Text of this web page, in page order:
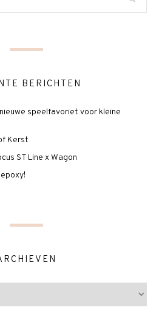
BERICHTEN
speelfavoriet voor kleine
Kerst
ST Line x Wagon